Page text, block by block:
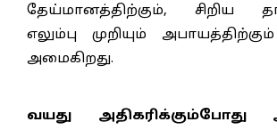
தேய்மானத்திற்கும், சிறிய
எலும்பு முறியும்
அமைகிறது.
வயது அதிகரிக்கும்போது